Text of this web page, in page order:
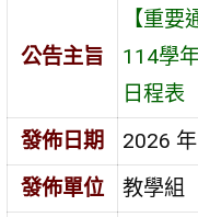
公告主旨
【重
114學
日程表
發佈日期
2026
發佈單位
教學組